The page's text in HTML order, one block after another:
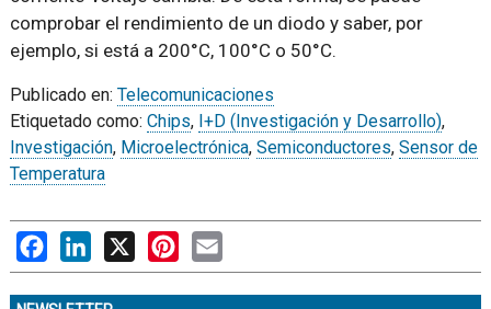
comprobar el rendimiento de un diodo y saber, por
ejemplo, si está a 200°C, 100°C o 50°C.
Publicado en: Telecomunicaciones
Etiquetado como: Chips, I+D (Investigación y Desarrollo),
Investigación, Microelectrónica, Semiconductores, Sensor de
Temperatura
FacebookLinkedIn
X PinterestEmail